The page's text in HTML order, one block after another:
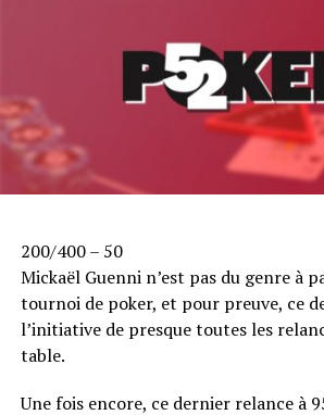
200/400 – 50
Mickaël Guenni n’est pas du genre à
tournoi de poker, et pour preuve, ce
l’initiative de presque toutes les
table.
Une fois encore, ce dernier relance à